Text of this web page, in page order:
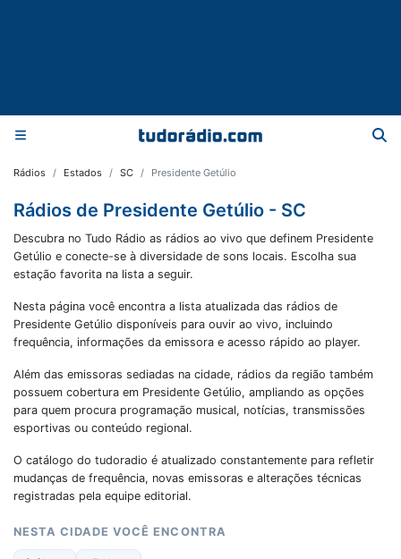
Rádios Estados SC Presidente Getúlio
Rádios de Presidente Getúlio - SC
Descubra no Tudo Rádio as rádios ao vivo que definem Presidente
Getúlio e conecte-se à diversidade de sons locais. Escolha sua
estação favorita na lista a seguir.
Nesta página você encontra a lista atualizada das rádios de
Presidente Getúlio disponíveis para ouvir ao vivo, incluindo
frequência, informações da emissora e acesso rápido ao player.
Além das emissoras sediadas na cidade, rádios da região também
possuem cobertura em Presidente Getúlio, ampliando as opções
para quem procura programação musical, notícias, transmissões
esportivas ou conteúdo regional.
O catálogo do tudoradio é atualizado constantemente para refletir
mudanças de frequência, novas emissoras e alterações técnicas
registradas pela equipe editorial.
NESTA CIDADE VOCÊ ENCONTRA